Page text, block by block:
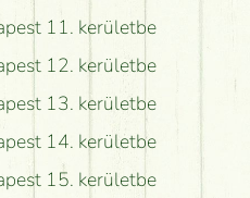
11. kerületbe
12. kerületbe
13. kerületbe
14. kerületbe
15. kerületbe